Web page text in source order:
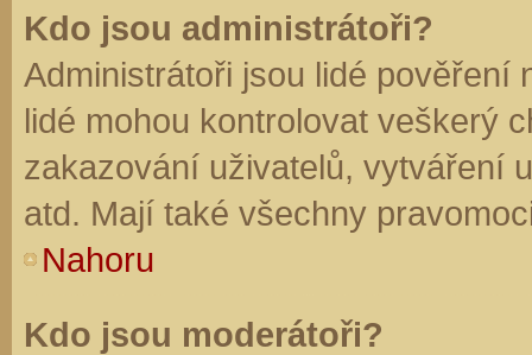
Kdo jsou administrátoři?
Administrátoři jsou lidé pověření
lidé mohou kontrolovat veškerý
zakazování uživatelů, vytváření
atd. Mají také všechny
Nahoru
Kdo jsou moderátoři?